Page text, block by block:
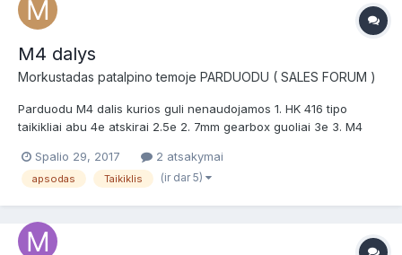
M4 dalys
Morkustadas patalpino temoje PARDUODU ( SALES FORUM )
Parduodu M4 dalis kurios guli nenaudojamos 1. HK 416 tipo
taikikliai abu 4e atskirai 2.5e 2. 7mm gearbox guoliai 3e 3. M4
rail'as metalinis apsodas 17e http://www.taiwangun.com/en/ris-i-
ras-i-sir/10-free-float-rail-set-for-m-series?...
Spalio 29, 2017 2 atsakymai
apsodas Taikiklis (ir dar 5)